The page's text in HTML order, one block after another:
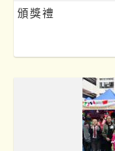
頒獎禮